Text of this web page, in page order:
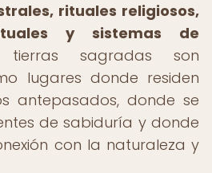
rituales religiosos,
y sistemas de
sagradas son
lugares donde residen
antepasados, donde se
de sabiduría y donde
con la naturaleza y